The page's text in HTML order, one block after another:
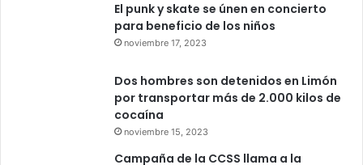
El punk y skate se únen en concierto
para beneficio de los niños
noviembre 17, 2023
Dos hombres son detenidos en Limón
por transportar más de 2.000 kilos de
cocaína
noviembre 15, 2023
Campaña de la CCSS llama a la